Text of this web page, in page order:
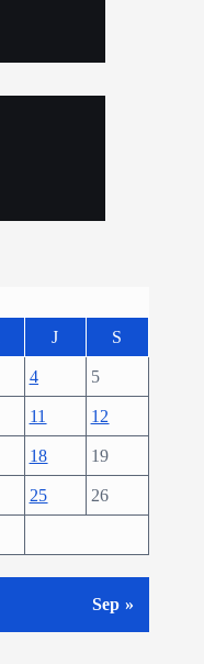
J S
4 5
11 12
18 19
25 26
Sep »